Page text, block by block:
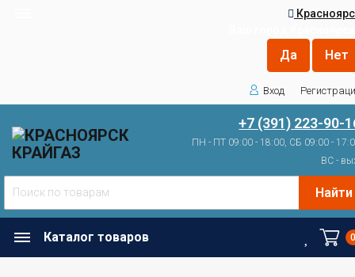
Вход
+7 (391) 223-90-
ПН - ПТ 09:00 - 18:00, СБ 09:00 -
ВС -
Найти
Каталог товаров